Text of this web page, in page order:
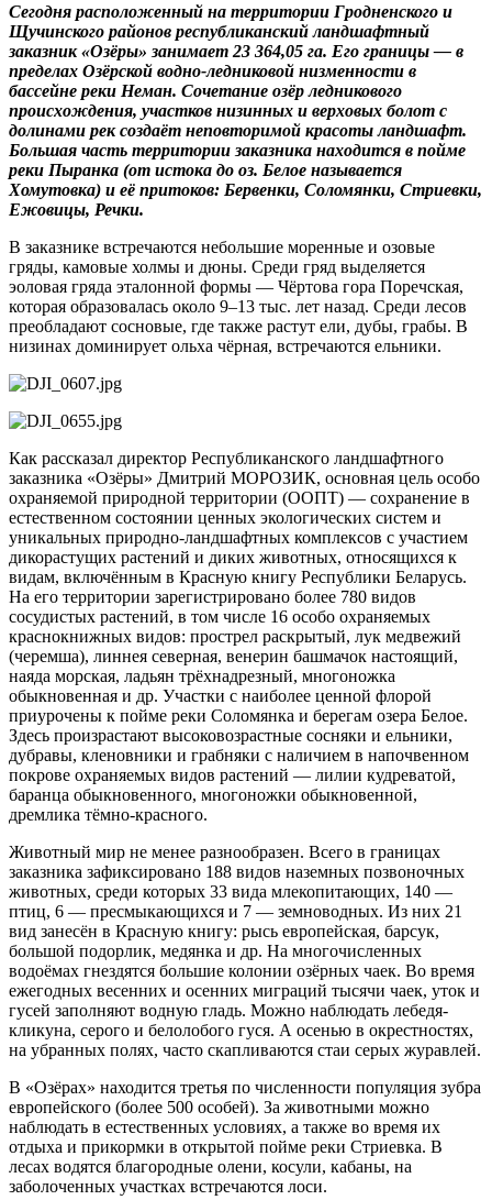
Сегодня расположенный на территории Гродненского и
Щучинского районов республиканский ландшафтный
заказник «Озёры» занимает 23 364,05 га. Его границы — в
пределах Озёрской водно-ледниковой низменности в
бассейне реки Неман. Сочетание озёр ледникового
происхождения, участков низинных и верховых болот с
долинами рек создаёт неповторимой красоты ландшафт.
Большая часть территории заказника находится в пойме
реки Пыранка (от истока до оз. Белое называется
Хомутовка) и её притоков: Бервенки, Соломянки, Стриевки,
Ежовицы, Речки.
В заказнике встречаются небольшие моренные и озовые
гряды, камовые холмы и дюны. Среди гряд выделяется
эоловая гряда эталонной формы — Чёртова гора Поречская,
которая образовалась около 9–13 тыс. лет назад. Среди лесов
преобладают сосновые, где также растут ели, дубы, грабы. В
низинах доминирует ольха чёрная, встречаются ельники.
Как рассказал директор Республиканского ландшафтного
заказника «Озёры» Дмитрий МОРОЗИК, основная цель особо
охраняемой природной территории (ООПТ) — сохранение в
естественном состоянии ценных экологических систем и
уникальных природно-ландшафтных комплексов с участием
дикорастущих растений и диких животных, относящихся к
видам, включённым в Красную книгу Республики Беларусь.
На его территории зарегистрировано более 780 видов
сосудистых растений, в том числе 16 особо охраняемых
краснокнижных видов: прострел раскрытый, лук медвежий
(черемша), линнея северная, венерин башмачок настоящий,
наяда морская, ладьян трёхнадрезный, многоножка
обыкновенная и др. Участки с наиболее ценной флорой
приурочены к пойме реки Соломянка и берегам озера Белое.
Здесь произрастают высоковозрастные сосняки и ельники,
дубравы, кленовники и грабняки с наличием в напочвенном
покрове охраняемых видов растений — лилии кудреватой,
баранца обыкновенного, многоножки обыкновенной,
дремлика тёмно-красного.
Животный мир не менее разнообразен. Всего в границах
заказника зафиксировано 188 видов наземных позвоночных
животных, среди которых 33 вида млекопитающих, 140 —
птиц, 6 — пресмыкающихся и 7 — земноводных. Из них 21
вид занесён в Красную книгу: рысь европейская, барсук,
большой подорлик, медянка и др. На многочисленных
водоёмах гнездятся большие колонии озёрных чаек. Во время
ежегодных весенних и осенних миграций тысячи чаек, уток и
гусей заполняют водную гладь. Можно наблюдать лебедя-
кликуна, серого и белолобого гуся. А осенью в окрестностях,
на убранных полях, часто скапливаются стаи серых журавлей.
В «Озёрах» находится третья по численности популяция зубра
европейского (более 500 особей). За животными можно
наблюдать в естественных условиях, а также во время их
отдыха и прикормки в открытой пойме реки Стриевка. В
лесах водятся благородные олени, косули, кабаны, на
заболоченных участках встречаются лоси.